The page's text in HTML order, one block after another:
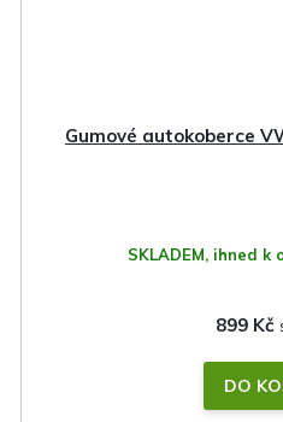
Gumové autokoberce
SKLADEM, ihned k
899 Kč
DO